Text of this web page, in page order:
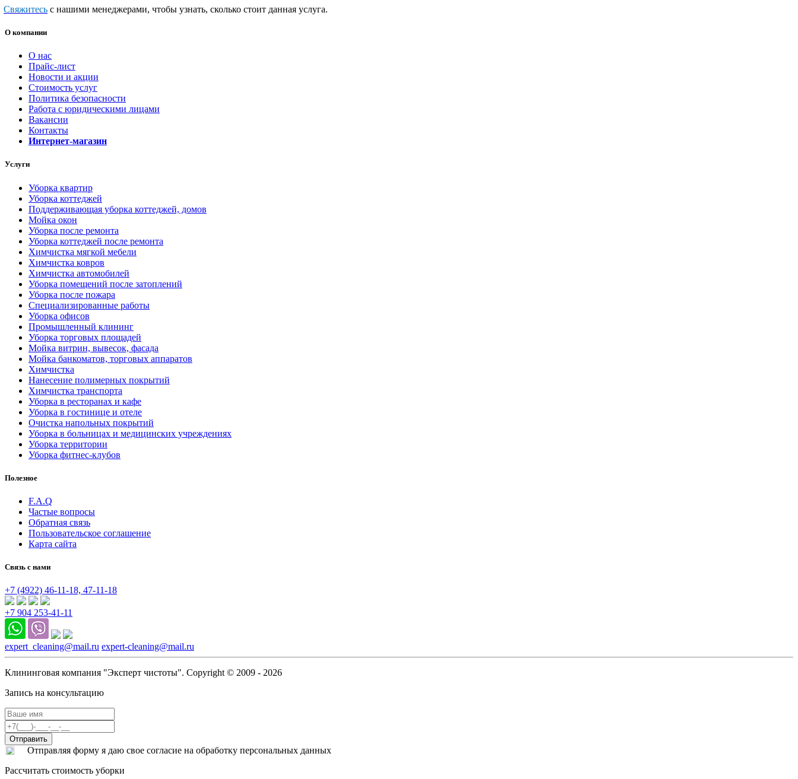
Свяжитесь с нашими менеджерами, чтобы узнать, сколько стоит данная услуга.
О компании
О нас
Прайс-лист
Новости и акции
Стоимость услуг
Политика безопасности
Работа с юридическими лицами
Вакансии
Контакты
Интернет-магазин
Услуги
Уборка квартир
Уборка коттеджей
Поддерживающая уборка коттеджей, домов
Мойка окон
Уборка после ремонта
Уборка коттеджей после ремонта
Химчистка мягкой мебели
Химчистка ковров
Химчистка автомобилей
Уборка помещений после затоплений
Уборка после пожара
Специализированные работы
Уборка офисов
Промышленный клининг
Уборка торговых площадей
Мойка витрин, вывесок, фасада
Мойка банкоматов, торговых аппаратов
Химчистка
Нанесение полимерных покрытий
Химчистка транспорта
Уборка в ресторанах и кафе
Уборка в гостинице и отеле
Очистка напольных покрытий
Уборка в больницах и медицинских учреждениях
Уборка территории
Уборка фитнес-клубов
Полезное
F.A.Q
Частые вопросы
Обратная связь
Пользовательское соглашение
Карта сайта
Связь с нами
+7 (4922) 46-11-18, 47-11-18
+7 904 253-41-11
expert_cleaning@mail.ru expert-cleaning@mail.ru
Клининговая компания "Эксперт чистоты". Copyright © 2009 - 2026
Запись на консультацию
Отправляя форму я даю свое согласие на обработку персональных данных
Рассчитать стоимость уборки